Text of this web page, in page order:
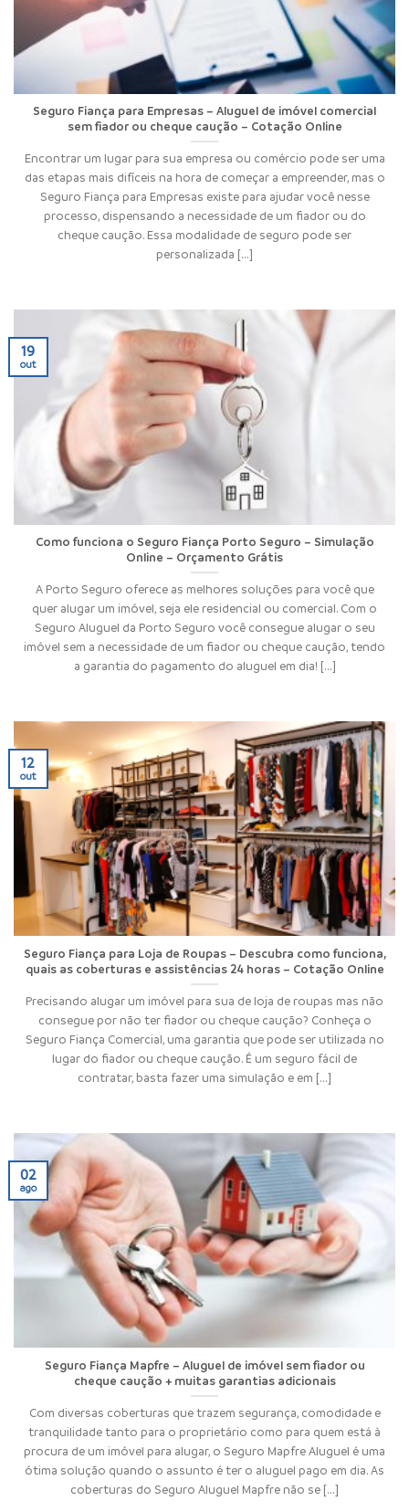
Seguro Fiança para Empresas – Aluguel de imóvel comercial
sem fiador ou cheque caução – Cotação Online
Encontrar um lugar para sua empresa ou comércio pode ser uma
das etapas mais difíceis na hora de começar a empreender, mas o
Seguro Fiança para Empresas existe para ajudar você nesse
processo, dispensando a necessidade de um fiador ou do
cheque caução. Essa modalidade de seguro pode ser
personalizada [...]
Como funciona o Seguro Fiança Porto Seguro – Simulação
Online – Orçamento Grátis
A Porto Seguro oferece as melhores soluções para você que
quer alugar um imóvel, seja ele residencial ou comercial. Com o
Seguro Aluguel da Porto Seguro você consegue alugar o seu
imóvel sem a necessidade de um fiador ou cheque caução, tendo
a garantia do pagamento do aluguel em dia! [...]
19
out
Seguro Fiança para Loja de Roupas – Descubra como funciona,
quais as coberturas e assistências 24 horas – Cotação Online
Precisando alugar um imóvel para sua de loja de roupas mas não
consegue por não ter fiador ou cheque caução? Conheça o
Seguro Fiança Comercial, uma garantia que pode ser utilizada no
lugar do fiador ou cheque caução. É um seguro fácil de
contratar, basta fazer uma simulação e em [...]
12
out
Seguro Fiança Mapfre – Aluguel de imóvel sem fiador ou
cheque caução + muitas garantias adicionais
Com diversas coberturas que trazem segurança, comodidade e
tranquilidade tanto para o proprietário como para quem está à
procura de um imóvel para alugar, o Seguro Mapfre Aluguel é uma
ótima solução quando o assunto é ter o aluguel pago em dia. As
coberturas do Seguro Aluguel Mapfre não se [...]
02
ago